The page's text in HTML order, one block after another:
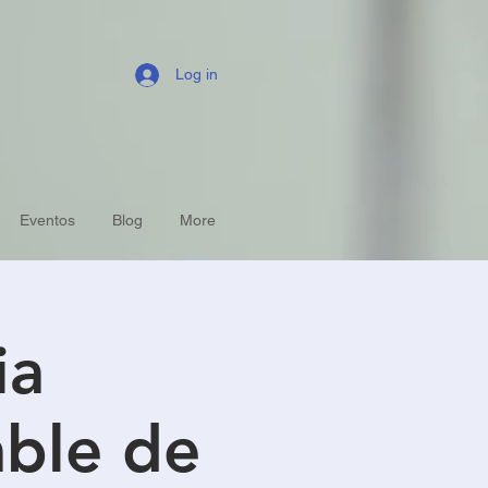
Log in
Eventos Blog More
de